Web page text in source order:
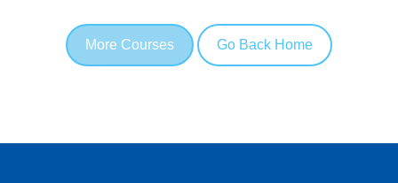
More Courses Go Back Home